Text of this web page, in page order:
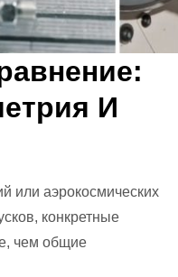
И
или аэрокосмических
конкретные
чем общие